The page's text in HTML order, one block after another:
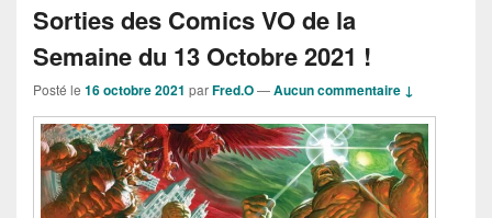
Sorties des Comics VO de la
Semaine du 13 Octobre 2021 !
Posté le 16 octobre 2021 parFred.O—Aucun commentaire ↓